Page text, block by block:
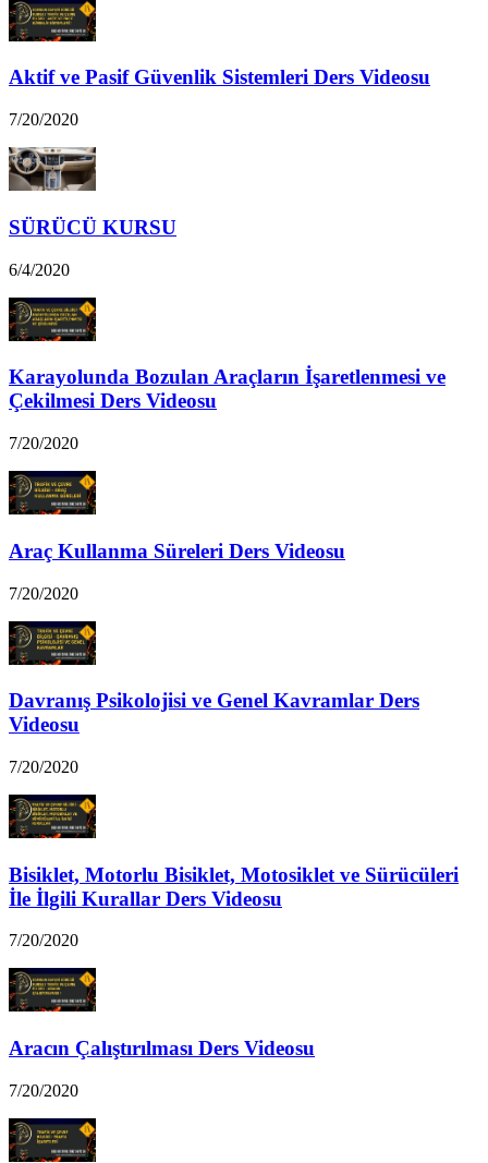
Aktif ve Pasif Güvenlik Sistemleri Ders Videosu
7/20/2020
SÜRÜCÜ KURSU
6/4/2020
Karayolunda Bozulan Araçların İşaretlenmesi ve
Çekilmesi Ders Videosu
7/20/2020
Araç Kullanma Süreleri Ders Videosu
7/20/2020
Davranış Psikolojisi ve Genel Kavramlar Ders
Videosu
7/20/2020
Bisiklet, Motorlu Bisiklet, Motosiklet ve Sürücüleri
İle İlgili Kurallar Ders Videosu
7/20/2020
Aracın Çalıştırılması Ders Videosu
7/20/2020